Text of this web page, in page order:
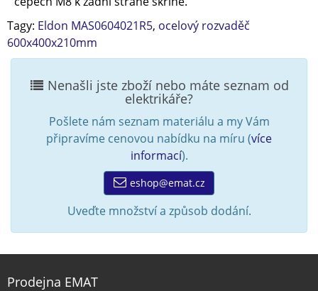
Tagy: Eldon MAS0604021R5, ocelový rozvaděč
600x400x210mm
Nenašli jste zboží nebo máte seznam od
elektrikáře?
Pošlete nám seznam materiálu a my Vám
připravíme cenovou nabídku na míru (více
informací).
eshop@emat.cz
Uveďte množství a způsob dodání.
Prodejna EMAT